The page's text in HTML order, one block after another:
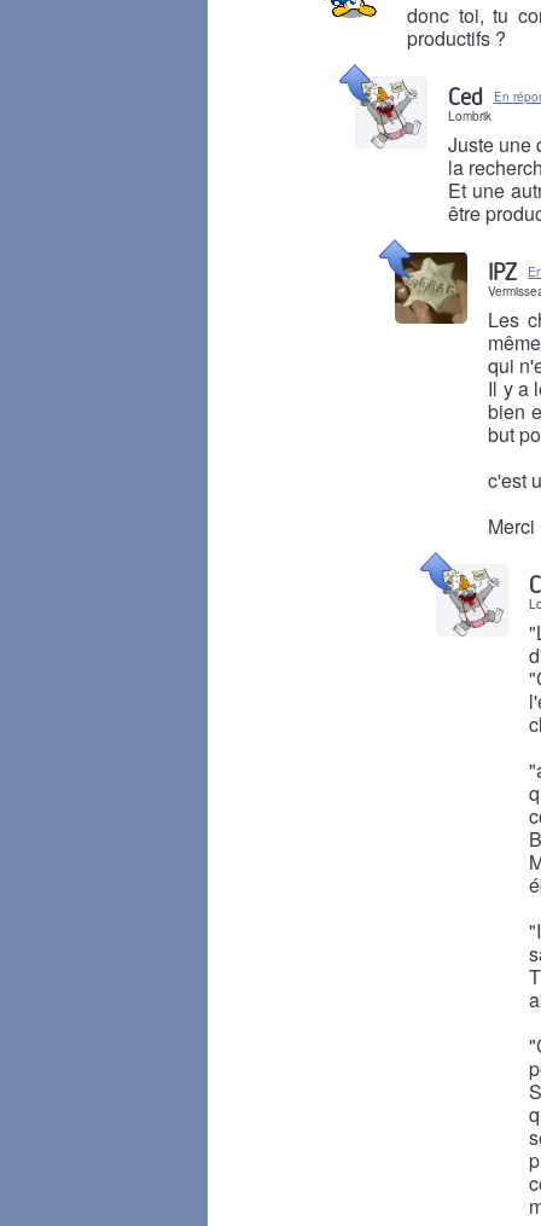
donc toi, tu
productifs ?
Il y a 8 mois
Ced
En
Lombrik
Juste une
la
Et une
être
Il y a 8 mois
IPZ
Les
qui
Il y a
bien
but
c'est
Il y a 8 mois